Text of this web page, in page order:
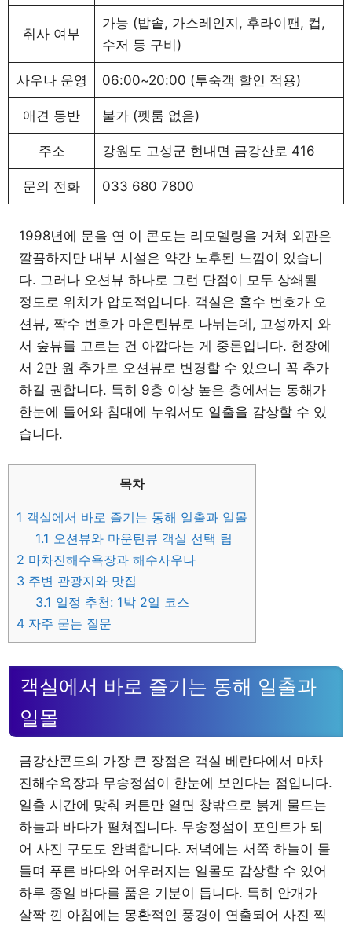
취사 여부
가능 (밥솥, 가스레인지, 후라이팬, 컵,
수저 등 구비)
사우나 운영 06:00~20:00 (투숙객 할인 적용)
애견 동반 불가 (펫룸 없음)
주소 강원도 고성군 현내면 금강산로 416
문의 전화 033 680 7800
1998년에 문을 연 이 콘도는 리모델링을 거쳐 외관은
깔끔하지만 내부 시설은 약간 노후된 느낌이 있습니
다. 그러나 오션뷰 하나로 그런 단점이 모두 상쇄될
정도로 위치가 압도적입니다. 객실은 홀수 번호가 오
션뷰, 짝수 번호가 마운틴뷰로 나뉘는데, 고성까지 와
서 숲뷰를 고르는 건 아깝다는 게 중론입니다. 현장에
서 2만 원 추가로 오션뷰로 변경할 수 있으니 꼭 추가
하길 권합니다. 특히 9층 이상 높은 층에서는 동해가
한눈에 들어와 침대에 누워서도 일출을 감상할 수 있
습니다.
목차
1 객실에서 바로 즐기는 동해 일출과 일몰
1.1 오션뷰와 마운틴뷰 객실 선택 팁
2 마차진해수욕장과 해수사우나
3 주변 관광지와 맛집
3.1 일정 추천: 1박 2일 코스
4 자주 묻는 질문
객실에서 바로 즐기는 동해 일출과
일몰
금강산콘도의 가장 큰 장점은 객실 베란다에서 마차
진해수욕장과 무송정섬이 한눈에 보인다는 점입니다.
일출 시간에 맞춰 커튼만 열면 창밖으로 붉게 물드는
하늘과 바다가 펼쳐집니다. 무송정섬이 포인트가 되
어 사진 구도도 완벽합니다. 저녁에는 서쪽 하늘이 물
들며 푸른 바다와 어우러지는 일몰도 감상할 수 있어
하루 종일 바다를 품은 기분이 듭니다. 특히 안개가
살짝 낀 아침에는 몽환적인 풍경이 연출되어 사진 찍